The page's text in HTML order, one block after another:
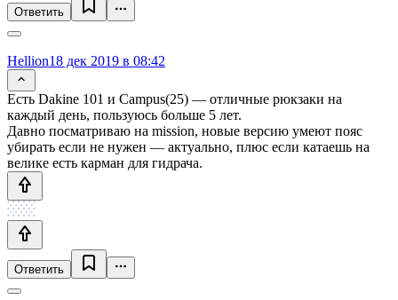
Ответить
Hellion18 дек 2019 в 08:42
Есть Dakine 101 и Campus(25) — отличные рюкзаки на
каждый день, пользуюсь больше 5 лет.
Давно посматриваю на mission, новые версию умеют пояс
убирать если не нужен — актуально, плюс если катаешь на
велике есть карман для гидрача.
Ответить